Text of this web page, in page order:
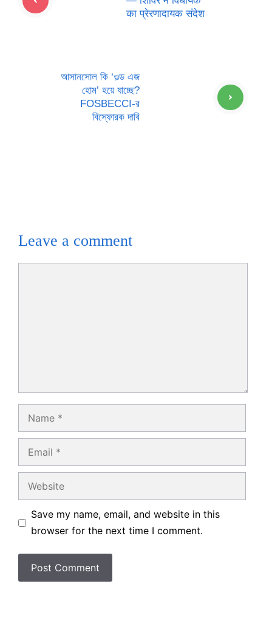
का प्रेरणादायक संदेश
আসানসোল কি ‘ওল্ড এজ
হোম’ হয়ে যাচ্ছে?
FOSBECCI-র
বিস্ফোরক দাবি
Leave a comment
Name
Email
Website
Save my name, email, and website in this
browser for the next time I comment.